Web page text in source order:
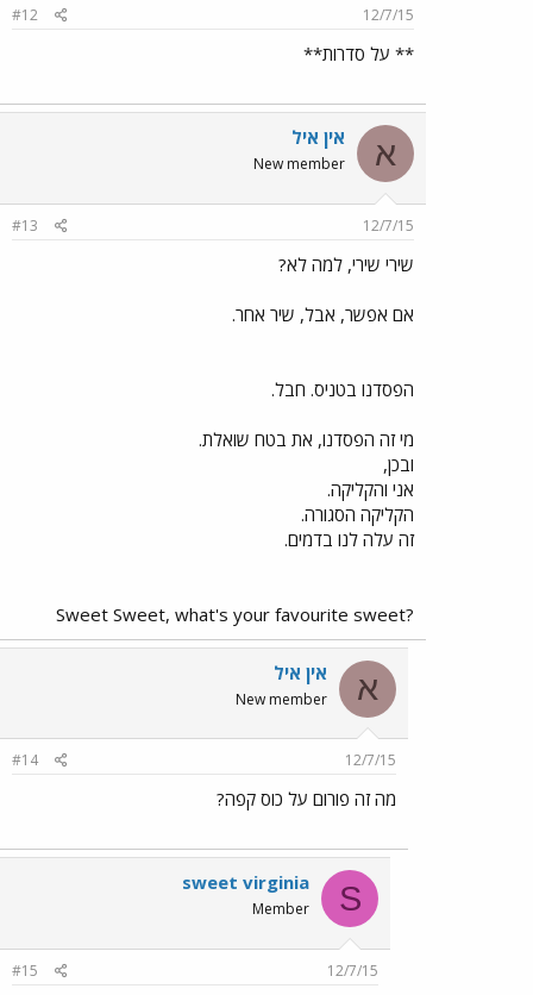
12/7/15
#12
** על סדרות**
א אין איל
New member
12/7/15
#13
שירי שירי, למה לא?
אם אפשר, אבל, שיר אחר.
הפסדנו בטניס. חבל.
מי זה הפסדנו, את בטח שואלת.
ובכן,
אני והקליקה.
הקליקה הסגורה.
זה עלה לנו בדמים.
?Sweet Sweet, what's your favourite sweet
א אין איל
New member
12/7/15
#14
מה זה פורום על כוס קפה?
S
sweet virginia
Member
12/7/15
#15